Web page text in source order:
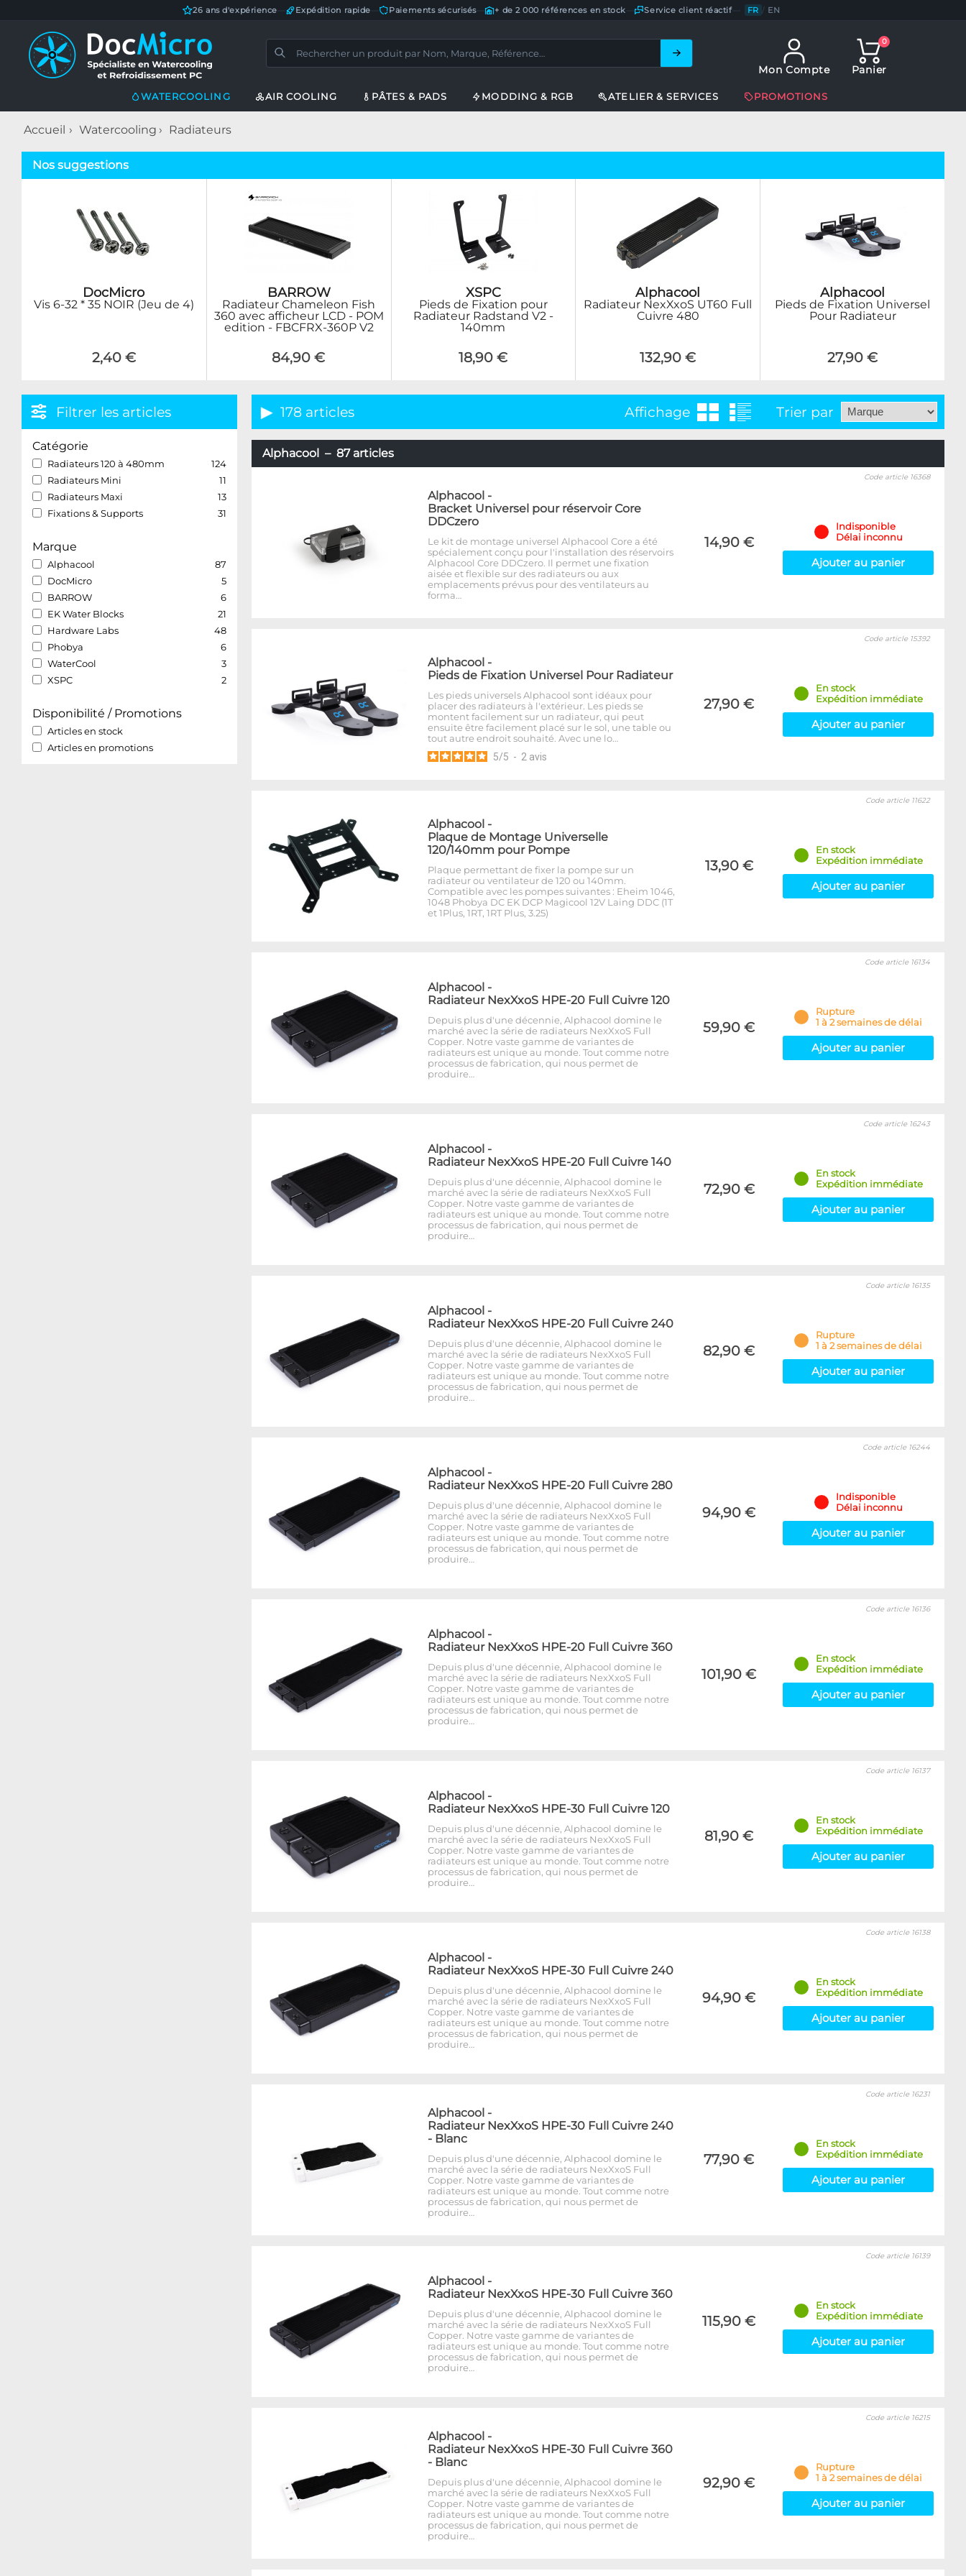
26 ans d'expérience Expédition rapide Paiements sécurisés— + de 2 000 références en stock Service client réactif— FR / EN
Mon Compte
0
Panier
WATERCOOLING AIR COOLING PÂTES & PADS MODDING & RGB ATELIER & SERVICES PROMOTIONS
Accueil Watercooling Radiateurs
Nos suggestions
DocMicro
Vis 6-32 * 35 NOIR (Jeu de 4)
2,40 €
BARROW
Radiateur Chameleon Fish
360 avec afficheur LCD - POM
edition - FBCFRX-360P V2
84,90 €
XSPC
Pieds de Fixation pour
Radiateur Radstand V2 -
140mm
18,90 €
Alphacool
Radiateur NexXxoS UT60 Full
Cuivre 480
132,90 €
Alphacool
Pieds de Fixation Universel
Pour Radiateur
27,90 €
Filtrer les articles
Catégorie
Radiateurs 120 à 480mm
124
Radiateurs Mini
11
Radiateurs Maxi
13
Fixations & Supports
31
Marque
Alphacool
87
DocMicro
5
BARROW
6
EK Water Blocks
21
Hardware Labs
48
Phobya
6
WaterCool
3
XSPC
2
Disponibilité / Promotions
Articles en stock
Articles en promotions
178 articles Affichage Trier par
Alphacool – 87 articles
Alphacool -
Bracket Universel pour réservoir Core
DDCzero
Le kit de montage universel Alphacool Core a été
spécialement conçu pour l'installation des réservoirs
Alphacool Core DDCzero. Il permet une fixation
aisée et flexible sur des radiateurs ou aux
emplacements prévus pour des ventilateurs au
forma…
14,90 €
Code article 16368
Indisponible
Délai inconnu
Ajouter au panier
Alphacool -
Pieds de Fixation Universel Pour Radiateur
Les pieds universels Alphacool sont idéaux pour
placer des radiateurs à l'extérieur. Les pieds se
montent facilement sur un radiateur, qui peut
ensuite être facilement placé sur le sol, une table ou
tout autre endroit souhaité. Avec une lo…
5/5 - 2 avis
27,90 €
Code article 15392
En stock
Expédition immédiate
Ajouter au panier
Alphacool -
Plaque de Montage Universelle
120/140mm pour Pompe
Plaque permettant de fixer la pompe sur un
radiateur ou ventilateur de 120 ou 140mm.
Compatible avec les pompes suivantes : Eheim 1046,
1048 Phobya DC EK DCP Magicool 12V Laing DDC (1T
et 1Plus, 1RT, 1RT Plus, 3.25)
13,90 €
Code article 11622
En stock
Expédition immédiate
Ajouter au panier
Alphacool -
Radiateur NexXxoS HPE-20 Full Cuivre 120
Depuis plus d'une décennie, Alphacool domine le
marché avec la série de radiateurs NexXxoS Full
Copper. Notre vaste gamme de variantes de
radiateurs est unique au monde. Tout comme notre
processus de fabrication, qui nous permet de
produire…
59,90 €
Code article 16134
Rupture
1 à 2 semaines de délai
Ajouter au panier
Alphacool -
Radiateur NexXxoS HPE-20 Full Cuivre 140
Depuis plus d'une décennie, Alphacool domine le
marché avec la série de radiateurs NexXxoS Full
Copper. Notre vaste gamme de variantes de
radiateurs est unique au monde. Tout comme notre
processus de fabrication, qui nous permet de
produire…
72,90 €
Code article 16243
En stock
Expédition immédiate
Ajouter au panier
Alphacool -
Radiateur NexXxoS HPE-20 Full Cuivre 240
Depuis plus d'une décennie, Alphacool domine le
marché avec la série de radiateurs NexXxoS Full
Copper. Notre vaste gamme de variantes de
radiateurs est unique au monde. Tout comme notre
processus de fabrication, qui nous permet de
produire…
82,90 €
Code article 16135
Rupture
1 à 2 semaines de délai
Ajouter au panier
Alphacool -
Radiateur NexXxoS HPE-20 Full Cuivre 280
Depuis plus d'une décennie, Alphacool domine le
marché avec la série de radiateurs NexXxoS Full
Copper. Notre vaste gamme de variantes de
radiateurs est unique au monde. Tout comme notre
processus de fabrication, qui nous permet de
produire…
94,90 €
Code article 16244
Indisponible
Délai inconnu
Ajouter au panier
Alphacool -
Radiateur NexXxoS HPE-20 Full Cuivre 360
Depuis plus d'une décennie, Alphacool domine le
marché avec la série de radiateurs NexXxoS Full
Copper. Notre vaste gamme de variantes de
radiateurs est unique au monde. Tout comme notre
processus de fabrication, qui nous permet de
produire…
101,90 €
Code article 16136
En stock
Expédition immédiate
Ajouter au panier
Alphacool -
Radiateur NexXxoS HPE-30 Full Cuivre 120
Depuis plus d'une décennie, Alphacool domine le
marché avec la série de radiateurs NexXxoS Full
Copper. Notre vaste gamme de variantes de
radiateurs est unique au monde. Tout comme notre
processus de fabrication, qui nous permet de
produire…
81,90 €
Code article 16137
En stock
Expédition immédiate
Ajouter au panier
Alphacool -
Radiateur NexXxoS HPE-30 Full Cuivre 240
Depuis plus d'une décennie, Alphacool domine le
marché avec la série de radiateurs NexXxoS Full
Copper. Notre vaste gamme de variantes de
radiateurs est unique au monde. Tout comme notre
processus de fabrication, qui nous permet de
produire…
94,90 €
Code article 16138
En stock
Expédition immédiate
Ajouter au panier
Alphacool -
Radiateur NexXxoS HPE-30 Full Cuivre 240
- Blanc
Depuis plus d'une décennie, Alphacool domine le
marché avec la série de radiateurs NexXxoS Full
Copper. Notre vaste gamme de variantes de
radiateurs est unique au monde. Tout comme notre
processus de fabrication, qui nous permet de
produire…
77,90 €
Code article 16231
En stock
Expédition immédiate
Ajouter au panier
Alphacool -
Radiateur NexXxoS HPE-30 Full Cuivre 360
Depuis plus d'une décennie, Alphacool domine le
marché avec la série de radiateurs NexXxoS Full
Copper. Notre vaste gamme de variantes de
radiateurs est unique au monde. Tout comme notre
processus de fabrication, qui nous permet de
produire…
115,90 €
Code article 16139
En stock
Expédition immédiate
Ajouter au panier
Alphacool -
Radiateur NexXxoS HPE-30 Full Cuivre 360
- Blanc
Depuis plus d'une décennie, Alphacool domine le
marché avec la série de radiateurs NexXxoS Full
Copper. Notre vaste gamme de variantes de
radiateurs est unique au monde. Tout comme notre
processus de fabrication, qui nous permet de
produire…
92,90 €
Code article 16215
Rupture
1 à 2 semaines de délai
Ajouter au panier